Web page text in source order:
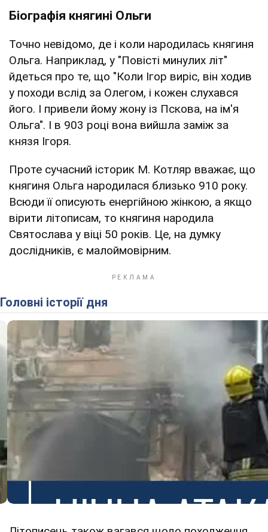
Біографія княгині Ольги
Точно невідомо, де і коли народилась княгиня
Ольга. Наприклад, у "Повісті минулих літ"
йдеться про те, що "Коли Ігор виріс, він ходив
у походи вслід за Олегом, і кожен слухався
його. І привели йому жону із Пскова, на ім'я
Ольга". І в 903 році вона вийшла заміж за
князя Ігоря.
Проте сучасний історик М. Котляр вважає, що
княгиня Ольга народилася близько 910 року.
Всюди її описують енергійною жінкою, а якщо
вірити літописам, то княгиня народила
Святослава у віці 50 років. Це, на думку
дослідників, є малоймовірним.
Головні історії дня